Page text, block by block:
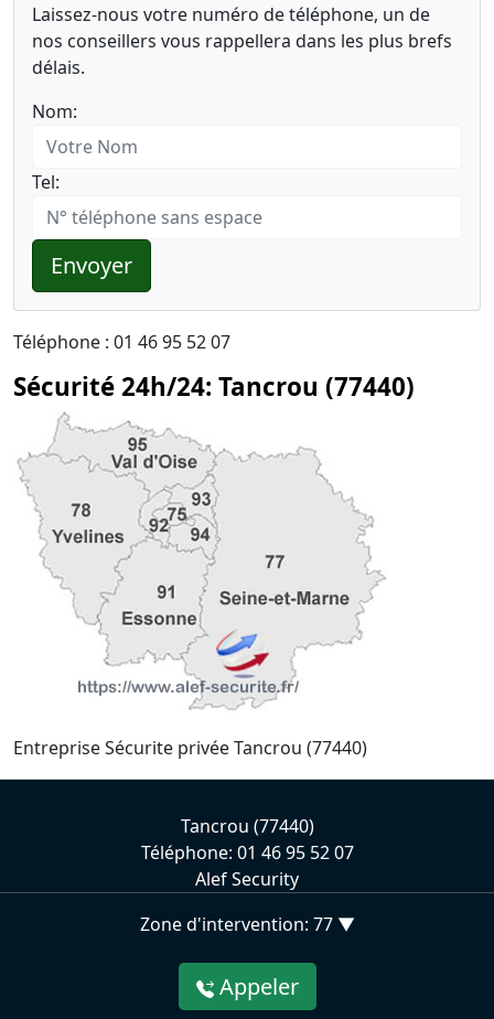
Laissez-nous votre numéro de téléphone, un de
nos conseillers vous rappellera dans les plus brefs
délais.
Nom:
Tel:
Envoyer
Téléphone : 01 46 95 52 07
Sécurité 24h/24: Tancrou (77440)
Entreprise Sécurite privée Tancrou (77440)
Tancrou (77440)
Téléphone: 01 46 95 52 07
Alef Security
Zone d'intervention: 77 ▼
Appeler